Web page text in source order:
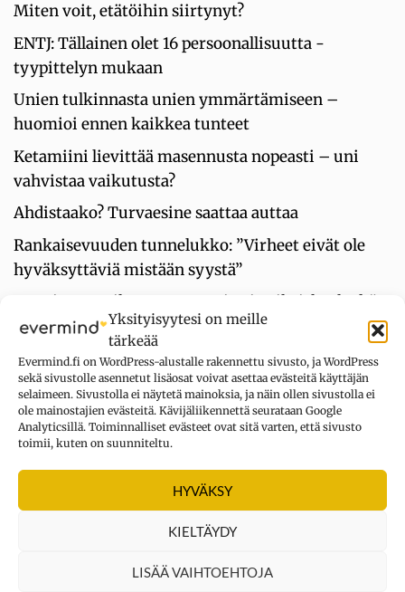
Yksityisyytesi on meille
tärkeää
Evermind.fi on WordPress-alustalle rakennettu sivusto, ja WordPress
sekä sivustolle asennetut lisäosat voivat asettaa evästeitä käyttäjän
selaimeen. Sivustolla ei näytetä mainoksia, ja näin ollen sivustolla ei
ole mainostajien evästeitä. Kävijäliikennettä seurataan Google
Analyticsillä. Toiminnalliset evästeet ovat sitä varten, että sivusto
toimii, kuten on suunniteltu.
HYVÄKSY
KIELTÄYDY
LISÄÄ VAIHTOEHTOJA
Miten voit, etätöihin siirtynyt?
ENTJ: Tällainen olet 16 persoonallisuutta -
tyypittelyn mukaan
Unien tulkinnasta unien ymmärtämiseen –
huomioi ennen kaikkea tunteet
Ketamiini lievittää masennusta nopeasti – uni
vahvistaa vaikutusta?
Ahdistaako? Turvaesine saattaa auttaa
Rankaisevuuden tunnelukko: ”Virheet eivät ole
hyväksyttäviä mistään syystä”
Kaunis saa paikan – mutta ei vain siksi, koska hän
on kaunis
UUSIMMAT KOMMENTIT
erityisherkkä? Tee testi
Sain 22 pistettä KYLLÄ... tuntuu siltä, ettei
luokallamme on 20 oppilasta mutta silti minua